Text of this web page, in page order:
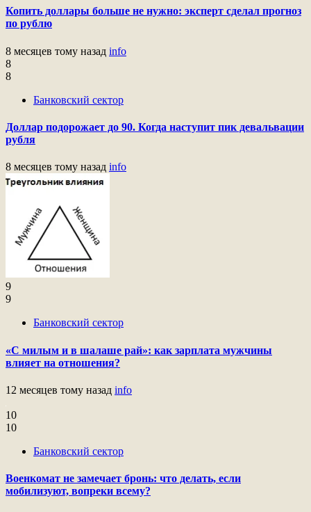
Копить доллары больше не нужно: эксперт сделал прогноз
по рублю
8 месяцев тому назад info
8
8
Банковский сектор
Доллар подорожает до 90. Когда наступит пик девальвации
рубля
8 месяцев тому назад info
9
9
Банковский сектор
«С милым и в шалаше рай»: как зарплата мужчины
влияет на отношения?
12 месяцев тому назад info
10
10
Банковский сектор
Военкомат не замечает бронь: что делать, если
мобилизуют, вопреки всему?